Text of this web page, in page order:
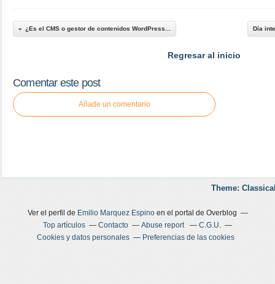
¿Es el CMS o gestor de contenidos WordPress... Día
Regresar al inicio
Comentar este post
Añade un comentario
Theme:
Ver el perfil de Emilio Marquez Espinoen el portal de Overblog
Top artículos
Contacto Abuse report
C.G.U.
Cookies y datos personales
Preferencias de las cookies